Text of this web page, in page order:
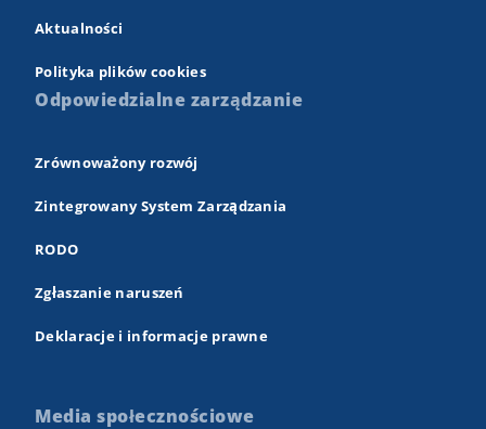
Aktualności
Polityka plików cookies
Odpowiedzialne zarządzanie
Zrównoważony rozwój
Zintegrowany System Zarządzania
RODO
Zgłaszanie naruszeń
Deklaracje i informacje prawne
Media społecznościowe